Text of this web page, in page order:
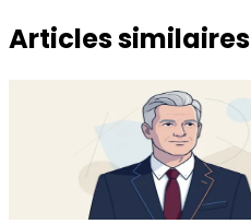
Articles similaires